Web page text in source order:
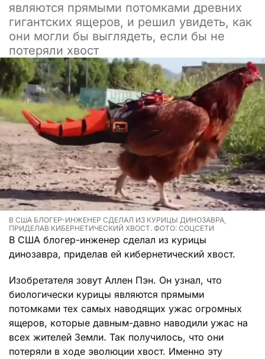
являются прямыми потомками древних
гигантских ящеров, и решил увидеть, как
они могли бы выглядеть, если бы не
потеряли хвост
В США БЛОГЕР-ИНЖЕНЕР СДЕЛАЛ ИЗ КУРИЦЫ ДИНОЗАВРА,
ПРИДЕЛАВ КИБЕРНЕТИЧЕСКИЙ ХВОСТ. ФОТО: СОЦСЕТИ
В США блогер-инженер сделал из курицы
динозавра, приделав ей кибернетический хвост.
Изобретателя зовут Аллен Пэн. Он узнал, что
биологически курицы являются прямыми
потомками тех самых наводящих ужас огромных
ящеров, которые давным-давно наводили ужас на
всех жителей Земли. Так получилось, что они
потеряли в ходе эволюции хвост. Именно эту